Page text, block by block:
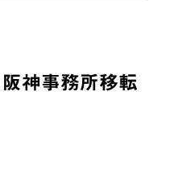
神事務所移転